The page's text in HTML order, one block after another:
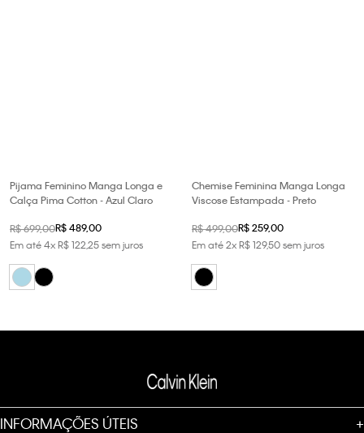
Pijama Feminino Manga Longa e
Calça Pima Cotton - Azul Claro
R$699,00R$489,00
Em até4xR$12225sem juros
Chemise Feminina Manga Longa
Viscose Estampada - Preto
R$499,00R$259,00
Em até2xR$129,50sem juros
INFORMAÇÕES ÚTEIS +